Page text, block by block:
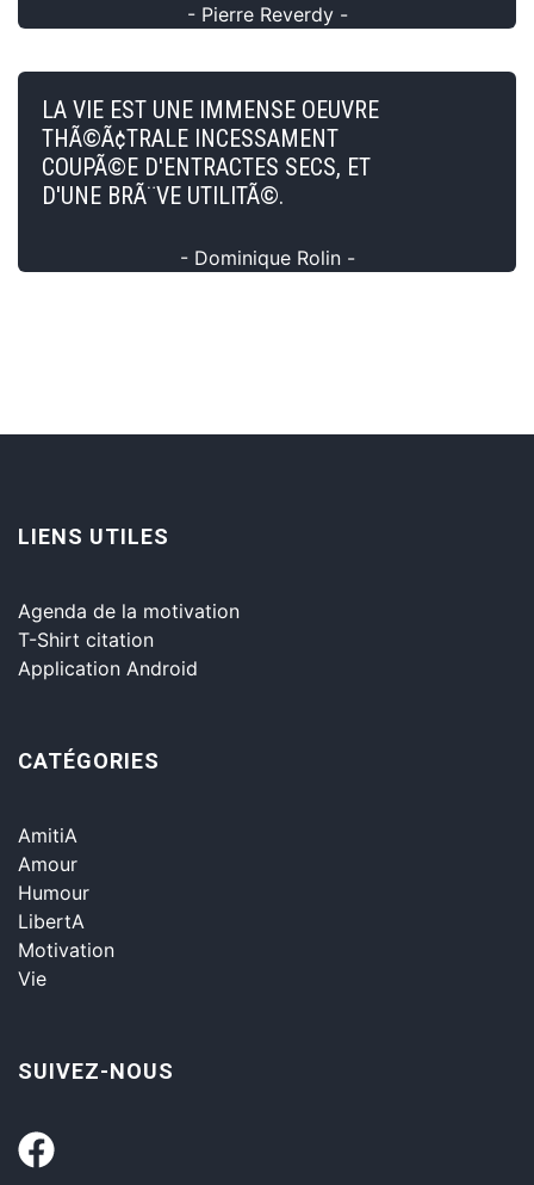
- Pierre Reverdy -
LA VIE EST UNE IMMENSE OEUVRE
THÃ©Ã¢TRALE INCESSAMENT
COUPÃ©E D'ENTRACTES SECS, ET
D'UNE BRÃ¨VE UTILITÃ©.
- Dominique Rolin -
LIENS UTILES
Agenda de la motivation
T-Shirt citation
Application Android
CATÉGORIES
AmitiA
Amour
Humour
LibertA
Motivation
Vie
SUIVEZ-NOUS